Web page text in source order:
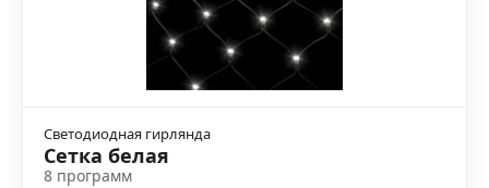
Светодиодная гирлянда
Сетка белая
8 программ